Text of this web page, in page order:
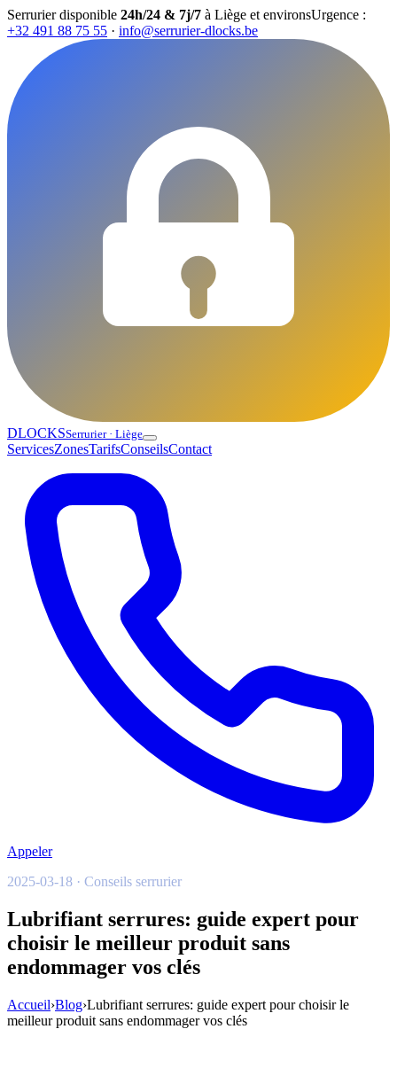
Serrurier disponible 24h/24 & 7j/7 à Liège et environsUrgence :
+32 491 88 75 55 · info@serrurier-dlocks.be
DLOCKSSerrurier · Liège
ServicesZonesTarifsConseilsContact
Appeler
2025-03-18 · Conseils serrurier
Lubrifiant serrures: guide expert pour
choisir le meilleur produit sans
endommager vos clés
Accueil›Blog›Lubrifiant serrures: guide expert pour choisir le
meilleur produit sans endommager vos clés